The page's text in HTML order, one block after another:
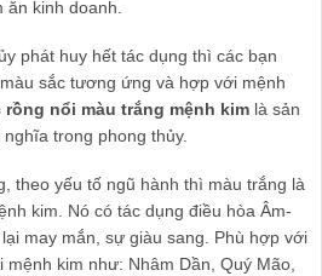
kinh doanh.
phát huy hết tác dụng thì các bạn
sắc tương ứng và hợp với mệnh
nổi màu trắng mệnh kim là sản
trong phong thủy.
theo yếu tố ngũ hành thì màu trắng là
kim. Nó có tác dụng điều hòa Âm-
may mắn, sự giàu sang. Phù hợp với
kim như: Nhâm Dần, Quý Mão,